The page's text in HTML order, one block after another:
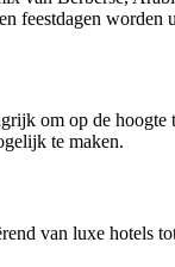
feestdagen worden
om op de
te maken.
van luxe hotels